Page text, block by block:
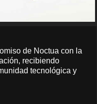
de Noctua con la
recibiendo
tecnológica y